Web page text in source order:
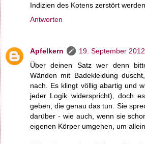
Indizien des Kotens zerstört
Antworten
Apfelkern
19. September
Über deinen Satz wer denn
Wänden mit Badekleidung
nach. Es klingt völlig abartig und
jeder Logik widerspricht), doch
geben, die genau das tun. Sie
darüber - wie auch, wenn sie
eigenen Körper umgehen, um